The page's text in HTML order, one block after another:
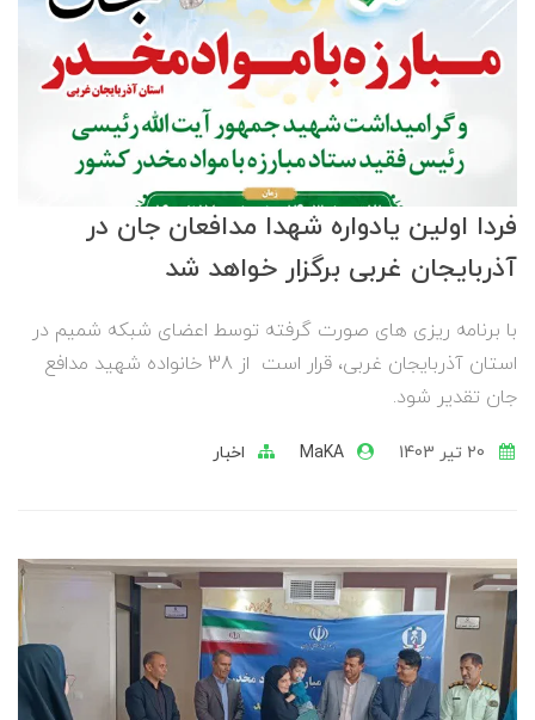
فردا اولین یادواره شهدا مدافعان جان در
آذربایجان غربی برگزار خواهد شد
با برنامه ریزی های صورت گرفته توسط اعضای شبکه شمیم در
استان آذربایجان غربی، قرار است از 38 خانواده شهید مدافع
جان تقدیر شود.
MaKA اخبار